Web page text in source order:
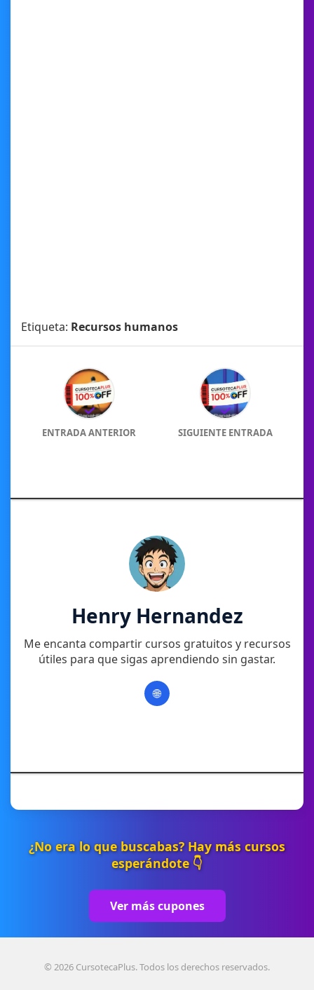
Etiqueta: Recursos humanos
ENTRADA ANTERIOR SIGUIENTE ENTRADA
Henry Hernandez
Me encanta compartir cursos gratuitos y recursos
útiles para que sigas aprendiendo sin gastar.
🌐
¿No era lo que buscabas? Hay más cursos
esperándote 👇
Ver más cupones
© 2026 CursotecaPlus. Todos los derechos reservados.